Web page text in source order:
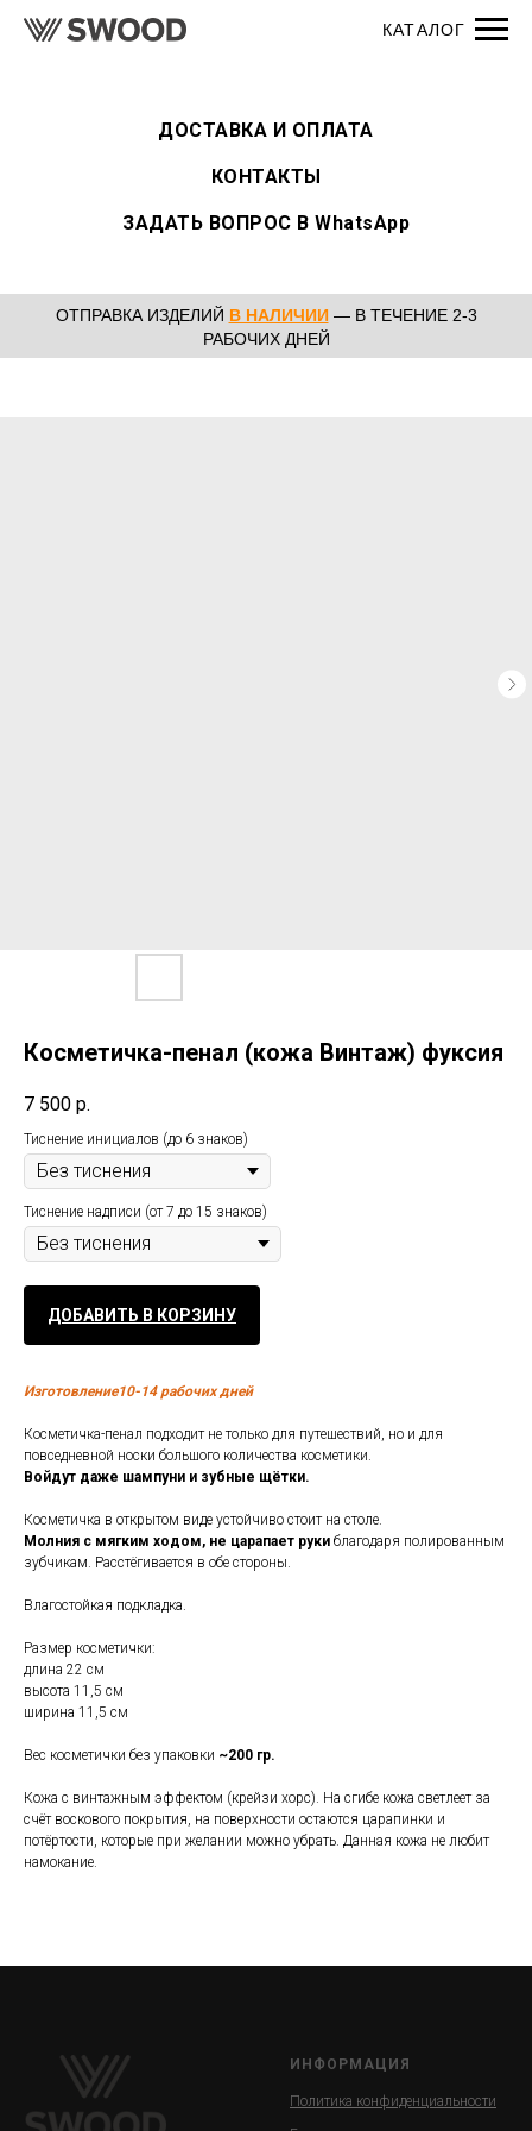
ДОСТАВКА И ОПЛАТА
КОНТАКТЫ
ЗАДАТЬ ВОПРОС В WhatsApp
ОТПРАВКА ИЗДЕЛИЙ В НАЛИЧИИ— В ТЕЧЕНИЕ 2-3
РАБОЧИХ ДНЕЙ
Косметичка-пенал (кожа Винтаж) фуксия
7 500 р.
Тиснение инициалов (до 6 знаков)
Тиснение надписи (от 7 до 15 знаков)
ДОБАВИТЬ В КОРЗИНУ
Изготовление10-14 рабочих дней
Косметичка-пенал подходит не только для путешествий, но и для
повседневной носки большого количества косметики.
Войдут даже шампуни и зубные щётки.
Косметичка в открытом виде устойчиво стоит на столе.
Молния с мягким ходом, не царапает руки благодаря полированным
зубчикам. Расстёгивается в обе стороны.
Влагостойкая подкладка.
Размер косметички:
длина 22 см
высота 11,5 см
ширина 11,5 см
Вес косметички без упаковки ~200 гр.
Кожа с винтажным эффектом (крейзи хорс). На сгибе кожа светлеет за
счёт воскового покрытия, на поверхности остаются царапинки и
потёртости, которые при желании можно убрать. Данная кожа не любит
намокание.
ИНФОРМАЦИЯ
Политика конфиденциальности